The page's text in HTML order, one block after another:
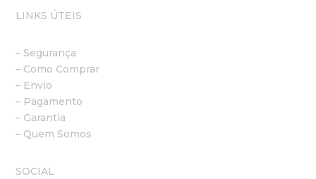
LINKS ÚTEIS
– Segurança
– Como Comprar
– Envio
– Pagamento
– Garantia
– Quem Somos
SOCIAL